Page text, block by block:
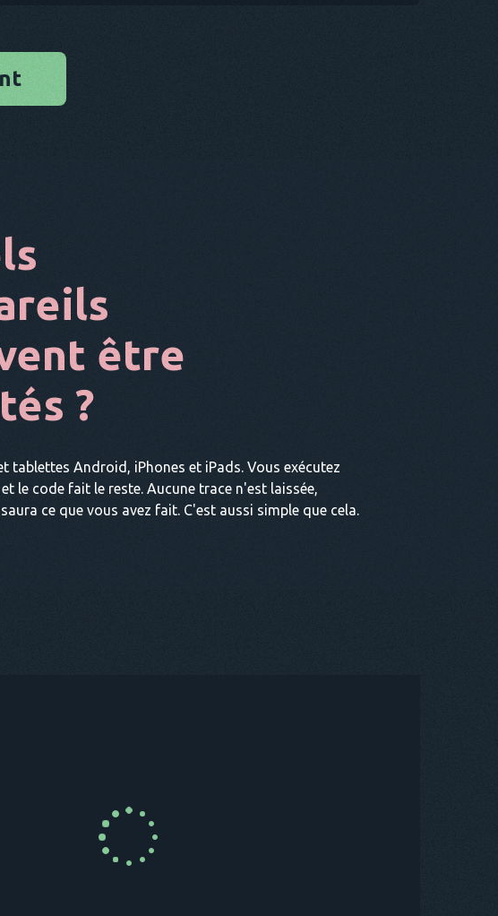
être
?
tablettes Android, iPhones et iPads. Vous exécutez
le code fait le reste. Aucune trace n'est laissée,
ce que vous avez fait. C'est aussi simple que cela.
ACHETER MAINTENANT